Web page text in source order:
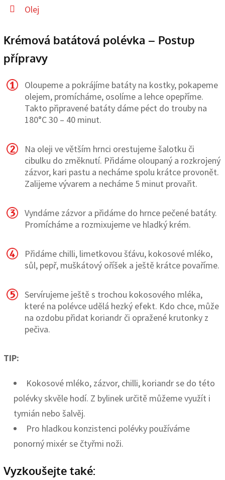
Olej
Krémová batátová polévka – Postup
přípravy
Oloupeme a pokrájíme batáty na kostky, pokapeme
olejem, promícháme, osolíme a lehce opepříme.
Takto připravené batáty dáme péct do trouby na
180°C 30 – 40 minut.
Na oleji ve větším hrnci orestujeme šalotku či
cibulku do změknutí. Přidáme oloupaný a rozkrojený
zázvor, kari pastu a necháme spolu krátce provonět.
Zalijeme vývarem a necháme 5 minut provařit.
Vyndáme zázvor a přidáme do hrnce pečené batáty.
Promícháme a rozmixujeme ve hladký krém.
Přidáme chilli, limetkovou šťávu, kokosové mléko,
sůl, pepř, muškátový oříšek a ještě krátce povaříme.
Servírujeme ještě s trochou kokosového mléka,
které na polévce udělá hezký efekt. Kdo chce, může
na ozdobu přidat koriandr či opražené krutonky z
pečiva.
TIP:
Kokosové mléko, zázvor, chilli, koriandr se do této
polévky skvěle hodí. Z bylinek určitě můžeme využít i
tymián nebo šalvěj.
Pro hladkou konzistenci polévky používáme
ponorný mixér se čtyřmi noži.
Vyzkoušejte také: